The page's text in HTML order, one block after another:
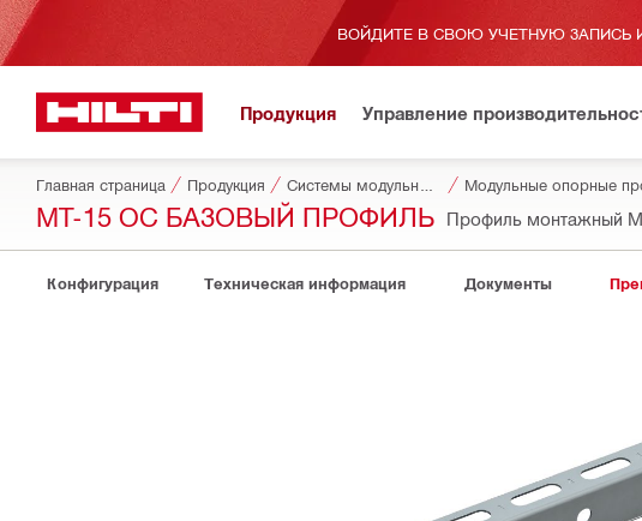
ВОЙДИТЕ В СВОЮ УЧЕТНУЮ ЗАПИСЬ
Продукция Управление
Главная страница Продукция Модульные опорные
MT-15 OC БАЗОВЫЙ ПРОФИЛЬ Профиль монтажный
Конфигурация Техническая информация Документы